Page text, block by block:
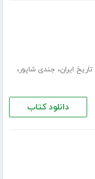
تاریخ ایران، جندی شاپور،
دانلود کتاب